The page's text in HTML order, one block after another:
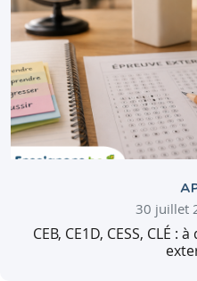
30 juillet
CEB, CE1D, CESS, CLÉ